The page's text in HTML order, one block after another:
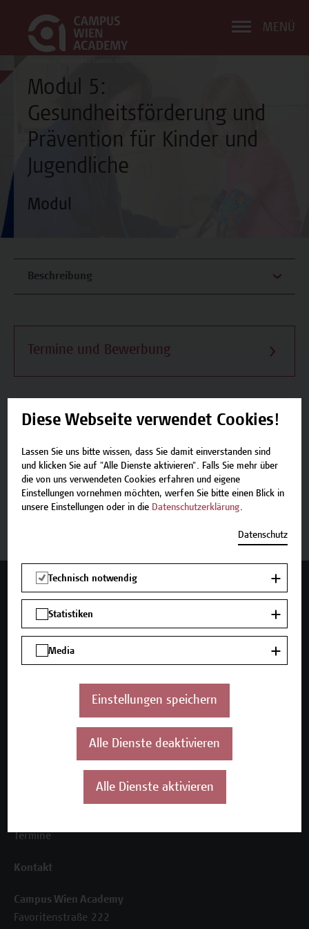
MENÜ
Modul 5:
Gesundheitsförderung und
Prävention für Kinder und
Jugendliche
Modul
Beschreibung
Termine und Bewerbung
Termine und Bewerbung
Zurück zum Zertifikatsprogramm
Mehr Infos gewünscht?
Inhouse-Weiterbildung
Referenzen und Partner*innen
Termine
Kontakt
Campus Wien Academy
Favoritenstraße 222
Diese Webseite verwendet Cookies!
Lassen Sie uns bitte wissen, dass Sie damit einverstanden sind
und klicken Sie auf "Alle Dienste aktivieren". Falls Sie mehr über
die von uns verwendeten Cookies erfahren und eigene
Einstellungen vornehmen möchten, werfen Sie bitte einen Blick in
unsere Einstellungen oder in die Datenschutzerklärung.
Datenschutz
Technisch notwendig
Statistiken
Media
Einstellungen speichern
Alle Dienste deaktivieren
Alle Dienste aktivieren